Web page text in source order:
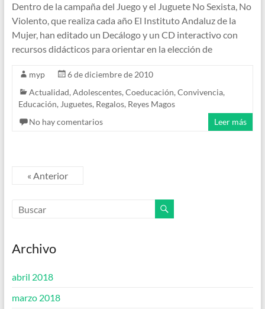
Dentro de la campaña del Juego y el Juguete No Sexista, No
Violento, que realiza cada año El Instituto Andaluz de la
Mujer, han editado un Decálogo y un CD interactivo con
recursos didácticos para orientar en la elección de
myp
6 de diciembre de 2010
Actualidad, Adolescentes, Coeducación, Convivencia,
Educación, Juguetes, Regalos, Reyes Magos
No hay comentarios
Leer más
« Anterior
Archivo
abril 2018
marzo 2018